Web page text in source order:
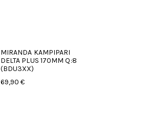
MIRANDA KAMPIPARI
DELTA PLUS 170MM Q:8
(BDU3XX)
69,90 €